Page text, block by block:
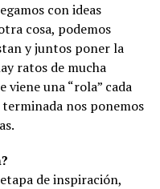
con ideas
cosa, podemos
y juntos poner la
ratos de mucha
viene una “rola” cada
nos ponemos
de inspiración,